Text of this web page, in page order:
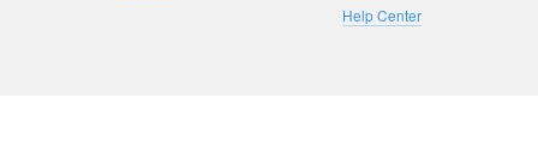
Help Center